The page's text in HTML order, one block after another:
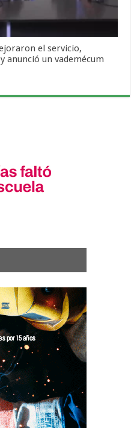
el servicio,
anunció un vademécum